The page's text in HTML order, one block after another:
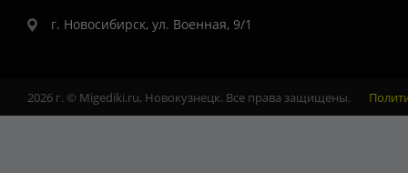
г. Новосибирск, ул. Военная, 9/1
2026 г. © Migediki.ru, Новокузнецк. Все права защищены.